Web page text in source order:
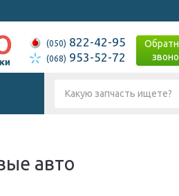
(050) 822-42-95
(068) 953-52-72
авто